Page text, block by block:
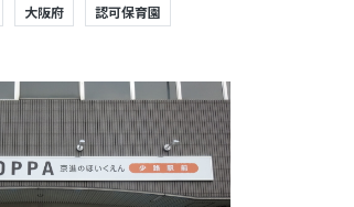
大阪府 認可保育園